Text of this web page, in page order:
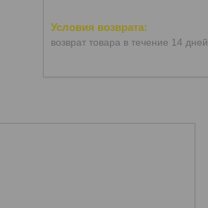
возврат товара в течение 14 дней